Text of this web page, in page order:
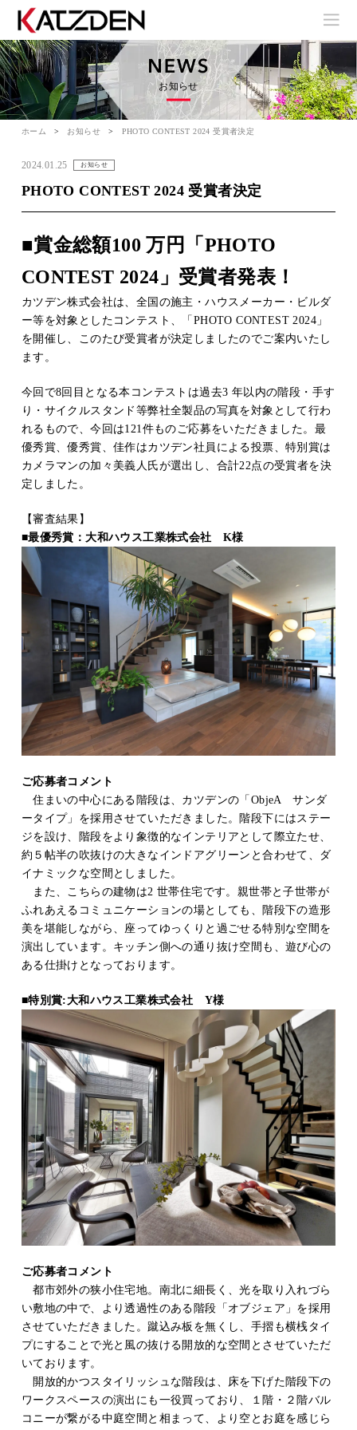
お知らせ
ホーム お知らせ PHOTO CONTEST 2024 受賞者決定
2024.01.25 お知らせ
PHOTO CONTEST 2024 受賞者決定
■賞金総額100 万円「PHOTO
CONTEST 2024」受賞者発表！
カツデン株式会社は、全国の施主・ハウスメーカー・ビルダ
ー等を対象としたコンテスト、「PHOTO CONTEST 2024」
を開催し、このたび受賞者が決定しましたのでご案内いたし
ます。
今回で8回目となる本コンテストは過去3 年以内の階段・手す
り・サイクルスタンド等弊社全製品の写真を対象として行わ
れるもので、今回は121件ものご応募をいただきました。最
優秀賞、優秀賞、佳作はカツデン社員による投票、特別賞は
カメラマンの加々美義人氏が選出し、合計22点の受賞者を決
定しました。
【審査結果】
■最優秀賞：大和ハウス工業株式会社 K様
ご応募者コメント
住まいの中心にある階段は、カツデンの「ObjeA サンダ
ータイプ」を採用させていただきました。階段下にはステー
ジを設け、階段をより象徴的なインテリアとして際立たせ、
約５帖半の吹抜けの大きなインドアグリーンと合わせて、ダ
イナミックな空間としました。
また、こちらの建物は2 世帯住宅です。親世帯と子世帯が
ふれあえるコミュニケーションの場としても、階段下の造形
美を堪能しながら、座ってゆっくりと過ごせる特別な空間を
演出しています。キッチン側への通り抜け空間も、遊び心の
ある仕掛けとなっております。
■特別賞:大和ハウス工業株式会社 Y様
ご応募者コメント
都市郊外の狭小住宅地。南北に細長く、光を取り入れづら
い敷地の中で、より透過性のある階段「オブジェア」を採用
させていただきました。蹴込み板を無くし、手摺も横桟タイ
プにすることで光と風の抜ける開放的な空間とさせていただ
いております。
開放的かつスタイリッシュな階段は、床を下げた階段下の
ワークスペースの演出にも一役買っており、１階・２階バル
コニーが繋がる中庭空間と相まって、より空とお庭を感じら